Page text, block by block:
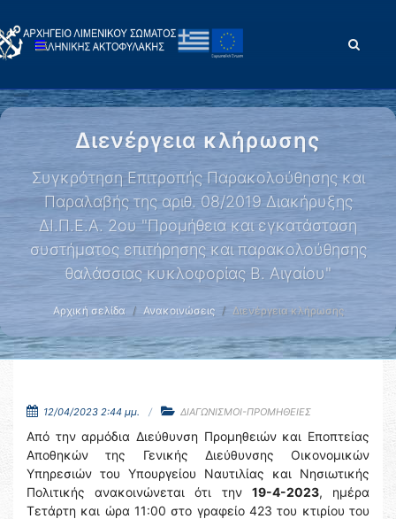
Διενέργεια κλήρωσης
Συγκρότηση Επιτροπής Παρακολούθησης και
Παραλαβής της αριθ. 08/2019 Διακήρυξης
ΔΙ.Π.Ε.Α. 2ου "Προμήθεια και εγκατάσταση
συστήματος επιτήρησης και παρακολούθησης
θαλάσσιας κυκλοφορίας Β. Αιγαίου"
Αρχική σελίδα Ανακοινώσεις Διενέργεια κλήρωσης
12/04/2023 2:44 μμ. ΔΙΑΓΩΝΙΣΜΟΙ-ΠΡΟΜΗΘΕΙΕΣ
Από την αρμόδια Διεύθυνση Προμηθειών και Εποπτείας
Αποθηκών της Γενικής Διεύθυνσης Οικονομικών
Υπηρεσιών του Υπουργείου Ναυτιλίας και Νησιωτικής
Πολιτικής ανακοινώνεται ότι την 19-4-2023, ημέρα
Τετάρτη και ώρα 11:00 στο γραφείο 423 του κτιρίου του